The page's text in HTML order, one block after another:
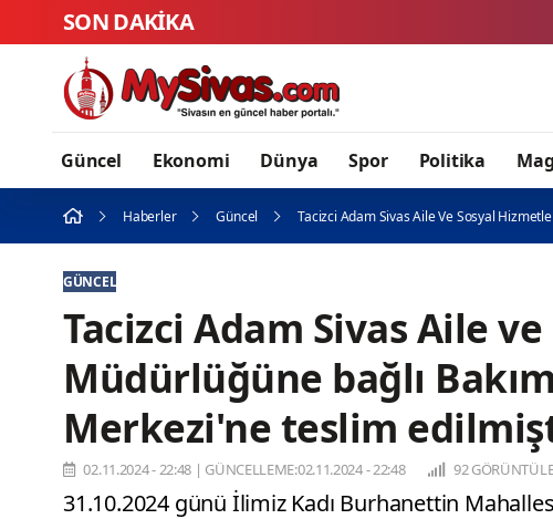
SON DAKİKA
Güncel Ekonomi Dünya Spor Politika
Haberler Güncel Tacizci Adam Sivas Aile Ve Sosyal
GÜNCEL
Tacizci Adam Sivas Aile
Müdürlüğüne bağlı
Merkezi'ne teslim
02.11.2024 - 22:48 | GÜNCELLEME:02.11.2024 - 22:48 92
31.10.2024 günü İlimiz Kadı Burhanettin